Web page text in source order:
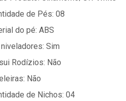
de Pés: 08
do pé: ABS
Sim
Rodízios: Não
Não
de Nichos: 04